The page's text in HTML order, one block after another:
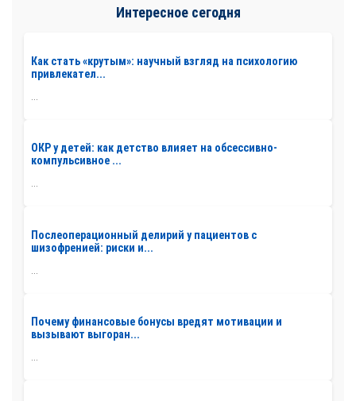
Интересное сегодня
Как стать «крутым»: научный взгляд на психологию
привлекател...
ОКР у детей: как детство влияет на обсессивно-
компульсивное ...
...
Послеоперационный делирий у пациентов с
шизофренией: риски и...
Почему финансовые бонусы вредят мотивации и
вызывают выгоран...
...